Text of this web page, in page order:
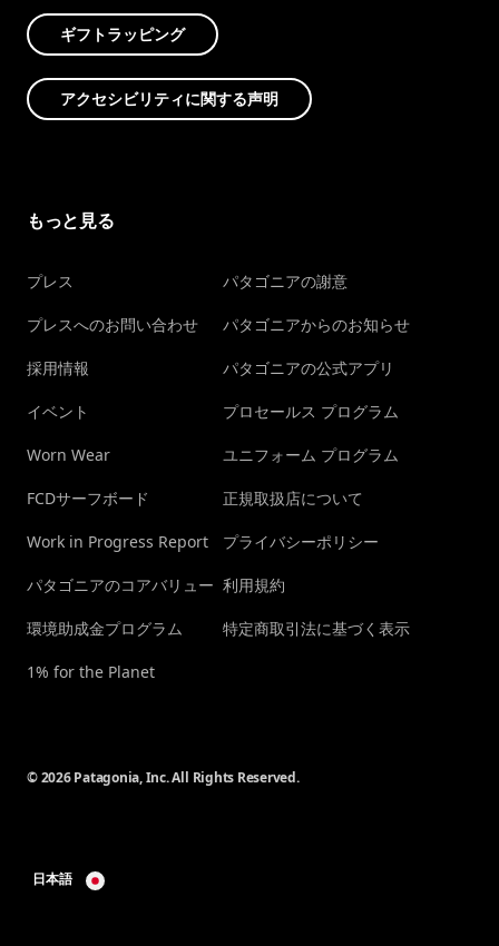
ギフトラッピング
アクセシビリティに関する声明
もっと見る
プレス
プレスへのお問い合わせ
採用情報
イベント
Worn Wear
FCDサーフボード
Work in Progress Report
パタゴニアのコアバリュー
環境助成金プログラム
1% for the Planet
パタゴニアの謝意
パタゴニアからのお知らせ
パタゴニアの公式アプリ
プロセールス プログラム
ユニフォーム プログラム
正規取扱店について
プライバシーポリシー
利用規約
特定商取引法に基づく表示
© 2026 Patagonia, Inc. All Rights Reserved.
日本語